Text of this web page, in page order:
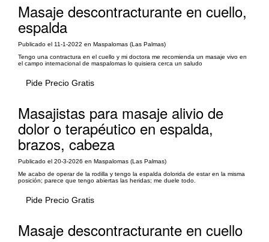
Masaje descontracturante en cuello,
espalda
Publicado el 11-1-2022 en Maspalomas (Las Palmas)
Tengo una contractura en el cuello y mi doctora me recomienda un masaje vivo en
el campo internacional de maspalomas lo quisiera cerca un saludo
Pide Precio Gratis
Masajistas para masaje alivio de
dolor o terapéutico en espalda,
brazos, cabeza
Publicado el 20-3-2026 en Maspalomas (Las Palmas)
Me acabo de operar de la rodilla y tengo la espalda dolorida de estar en la misma
posición; parece que tengo abiertas las heridas; me duele todo.
Pide Precio Gratis
Masaje descontracturante en cuello